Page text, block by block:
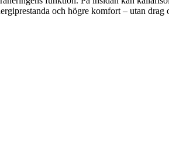
och högre komfort – utan drag